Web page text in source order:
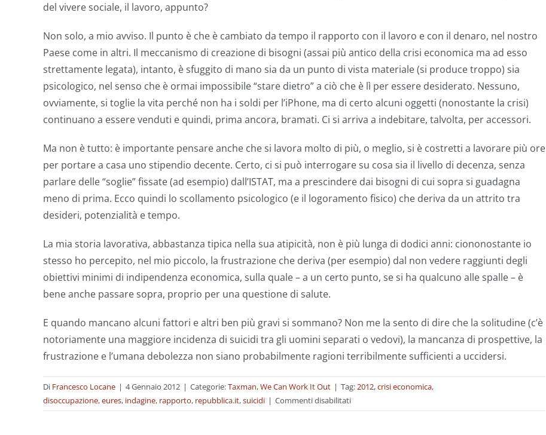
del vivere sociale, il lavoro, appunto?
Non solo, a mio avviso. Il punto è che è cambiato da tempo il rapporto con il lavoro e con il denaro, nel nostro
Paese come in altri. Il meccanismo di creazione di bisogni (assai più antico della crisi economica ma ad esso
strettamente legata), intanto, è sfuggito di mano sia da un punto di vista materiale (si produce troppo) sia
psicologico, nel senso che è ormai impossibile “stare dietro” a ciò che è lì per essere desiderato. Nessuno,
ovviamente, si toglie la vita perché non ha i soldi per l’iPhone, ma di certo alcuni oggetti (nonostante la crisi)
continuano a essere venduti e quindi, prima ancora, bramati. Ci si arriva a indebitare, talvolta, per accessori.
Ma non è tutto: è importante pensare anche che si lavora molto di più, o meglio, si è costretti a lavorare più ore
per portare a casa uno stipendio decente. Certo, ci si può interrogare su cosa sia il livello di decenza, senza
parlare delle “soglie” fissate (ad esempio) dall’ISTAT, ma a prescindere dai bisogni di cui sopra si guadagna
meno di prima. Ecco quindi lo scollamento psicologico (e il logoramento fisico) che deriva da un attrito tra
desideri, potenzialità e tempo.
La mia storia lavorativa, abbastanza tipica nella sua atipicità, non è più lunga di dodici anni: ciononostante io
stesso ho percepito, nel mio piccolo, la frustrazione che deriva (per esempio) dal non vedere raggiunti degli
obiettivi minimi di indipendenza economica, sulla quale – a un certo punto, se si ha qualcuno alle spalle – è
bene anche passare sopra, proprio per una questione di salute.
E quando mancano alcuni fattori e altri ben più gravi si sommano? Non me la sento di dire che la solitudine (c’è
notoriamente una maggiore incidenza di suicidi tra gli uomini separati o vedovi), la mancanza di prospettive, la
frustrazione e l’umana debolezza non siano probabilmente ragioni terribilmente sufficienti a uccidersi.
Di Francesco Locane | 4 Gennaio 2012 | Categorie:Taxman,We Can Work It Out | Tag:2012,crisi economica,
disoccupazione,eures, indagine, rapporto, repubblica.it,suicidi | Commenti disabilitatisu
Trattamento